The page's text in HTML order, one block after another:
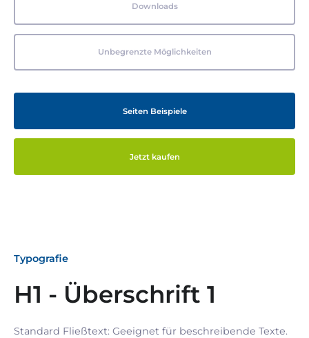
Downloads
Unbegrenzte Möglichkeiten
Seiten Beispiele
Jetzt kaufen
Typografie
H1 - Überschrift 1
Standard Fließtext: Geeignet für beschreibende Texte.